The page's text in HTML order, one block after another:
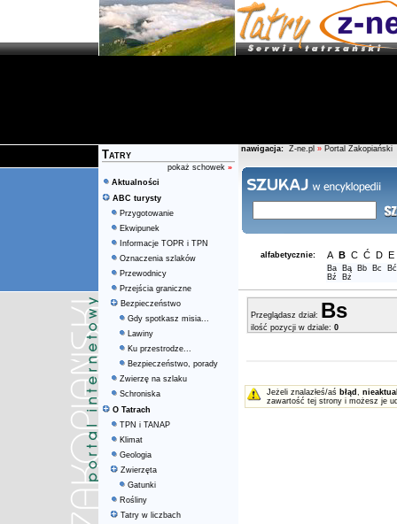
Tatry
pokaż schowek »
Aktualności
ABC turysty
Przygotowanie
Ekwipunek
Informacje TOPR i TPN
Oznaczenia szlaków
Przewodnicy
Przejścia graniczne
Bezpieczeństwo
Gdy spotkasz misia...
Lawiny
Ku przestrodze...
Bezpieczeństwo, porady
Zwierzę na szlaku
Schroniska
O Tatrach
TPN i TANAP
Klimat
Geologia
Zwierzęta
Gatunki
Rośliny
Tatry w liczbach
nawigacja: Z-ne.pl » Portal Zakopiański
alfabetycznie: A B C Ć D E
Ba Bą Bb Bc
Bć
Bź
Bż
Przeglądasz dział: Bs
ilość pozycji w dziale: 0
Jeżeli znalazłeś/aś błąd ,
zawartość tej strony i możesz je